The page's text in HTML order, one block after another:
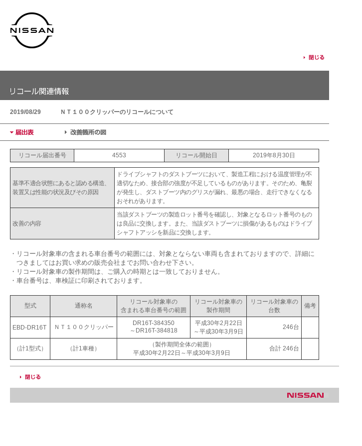
2019/08/29 ＮＴ１００クリッパーのリコールについて
リコール届出番号 4553 リコール開始日 2019年8月30日
基準不適合状態にあると認める構造、
装置又は性能の状況及びその原因
ドライブシャフトのダストブーツにおいて、製造工程における温度管理が不
適切なため、接合部の強度が不足しているものがあります。そのため、亀裂
が発生し、ダストブーツ内のグリスが漏れ、最悪の場合、走行できなくなる
おそれがあります。
改善の内容
当該ダストブーツの製造ロット番号を確認し、対象となるロット番号のもの
は良品に交換します。また、当該ダストブーツに損傷があるものはドライブ
シャフトアッシを新品に交換します。
・ リコール対象車の含まれる車台番号の範囲には、対象とならない車両も含まれておりますので、詳細に
つきましてはお買い求めの販売会社までお問い合わせ下さい。
・ リコール対象車の製作期間は、ご購入の時期とは一致しておりません。
・ 車台番号は、車検証に印刷されております。
型式 通称名
リコール対象車の
含まれる車台番号の範囲
リコール対象車の
製作期間
リコール対象車の
台数
備考
EBD-DR16T ＮＴ１００クリッパー
DR16T-384350
～DR16T-384818
平成30年2月22日
～平成30年3月9日
246台
（計1型式） （計1車種）
（製作期間全体の範囲）
平成30年2月22日～平成30年3月9日
合計 246台